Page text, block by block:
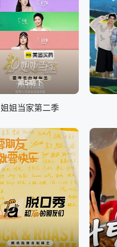
第5期下
姐姐当家第二季